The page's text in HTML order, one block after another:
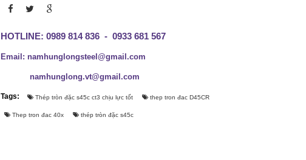
HOTLINE: 0989 814 836 - 0933 681 567
Email: namhunglongsteel@gmail.com
namhunglong.vt@gmail.com
Tags: Thép tròn đặc s45c ct3 chịu lực tốt thep tron đac D45CR
Thep tron đac 40x thép tròn đặc s45c